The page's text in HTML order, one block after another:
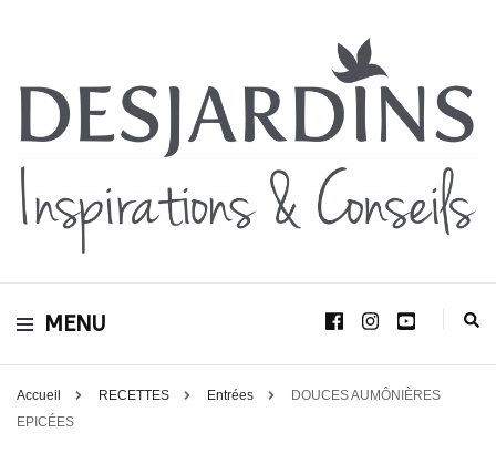
Desjardins
Inspirations &
Conseils
Avec le blog Desjardins, nous avons pour volonté de partager et de transmettre
d’aménagement d’intérieur et d’extérieur.
MENU
Accueil RECETTES Entrées
DOUCES AUMÔNIÈRES
EPICÉES